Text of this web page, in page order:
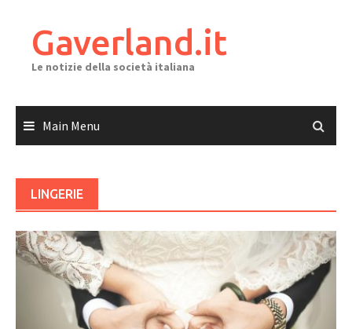
contentGaverland.it
Le notizie della società italiana
Main Menu
LINGERIE